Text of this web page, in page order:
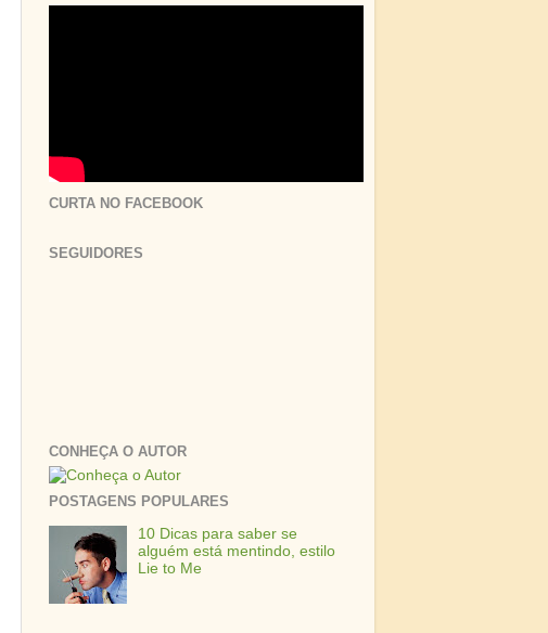
CURTA NO FACEBOOK
SEGUIDORES
CONHEÇA O AUTOR
POSTAGENS POPULARES
10 Dicas para saber se
alguém está mentindo, estilo
Lie to Me